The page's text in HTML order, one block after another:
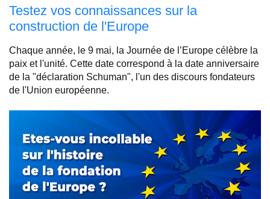
Testez vos connaissances sur la
construction de l'Europe
Chaque année, le 9 mai, la Journée de l’Europe célèbre la
paix et l'unité. Cette date correspond à la date anniversaire
de la "déclaration Schuman", l'un des discours fondateurs
de l'Union européenne.